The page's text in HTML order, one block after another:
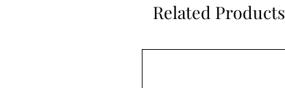
Related Products